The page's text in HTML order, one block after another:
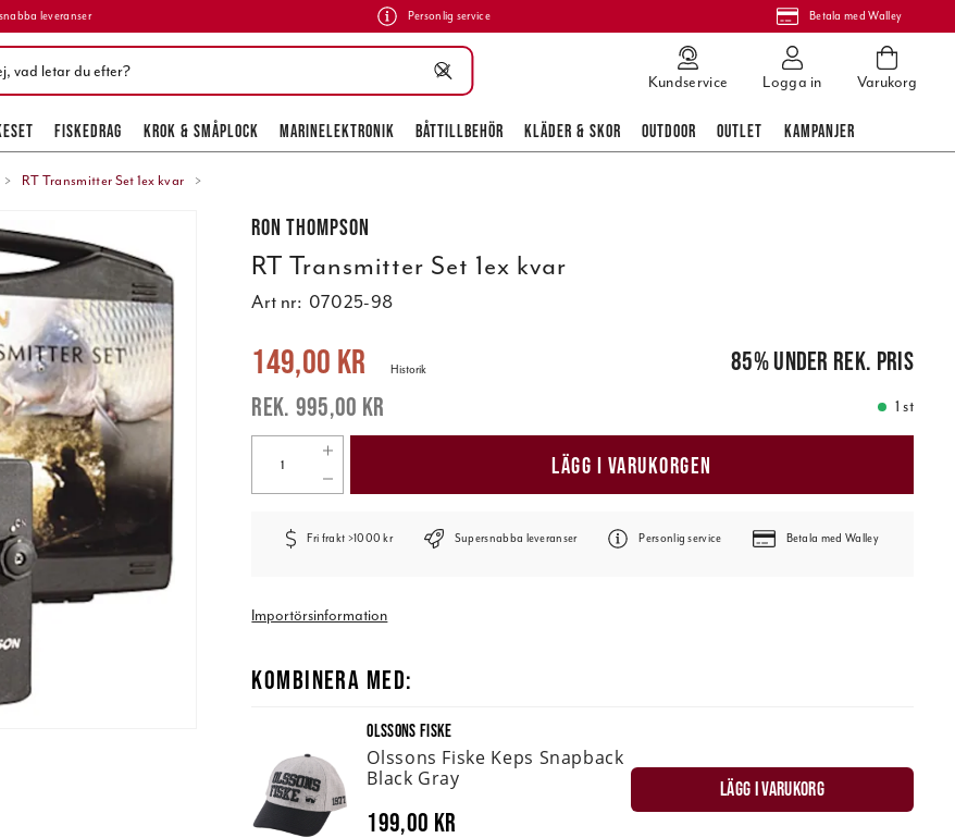
leveranser Personlig service Betala med Walley
Kundservice Logga in Varukorg
FISKEDRAG KROK & SMÅPLOCK MARINELEKTRONIK BÅTTILLBEHÖR KLÄDER & SKOR OUTDOOR OUTLET KAMPANJER
RT Transmitter Set 1ex kvar
Ron Thompson
RT Transmitter Set 1ex kvar
Art nr: 07025-98
Nuvarande pris:149,00 kr
149,00 kr
995,00 kr
Historik 85%under rek. pris
1 st
LÄGG I VARUKORGEN
Fri frakt >1000 kr Supersnabba leveranser Personlig service Betala med Walley
Importörsinformation
KOMBINERA MED:
OLSSONS FISKE
Olssons Fiske Keps Snapback
Black Gray
199,00 kr
LÄGG I VARUKORG